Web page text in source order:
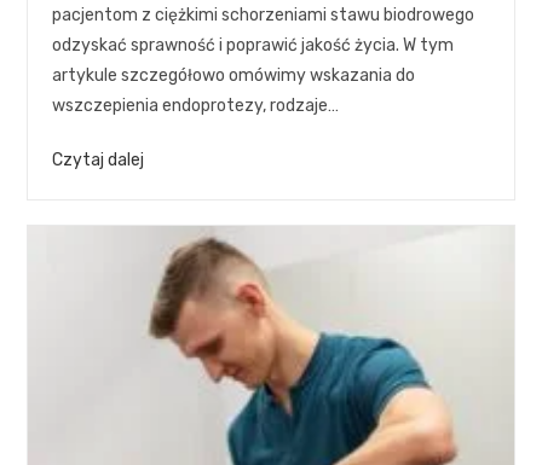
pacjentom z ciężkimi schorzeniami stawu biodrowego
odzyskać sprawność i poprawić jakość życia. W tym
artykule szczegółowo omówimy wskazania do
wszczepienia endoprotezy, rodzaje…
Czytaj dalej